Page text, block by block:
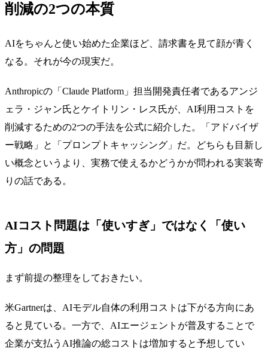
削減の2つの本質
AIをちゃんと使い始めた企業ほど、請求書を見て顔が青く
なる。それが今の現実だ。
Anthropicの「Claude Platform」担当開発責任者であるアンジ
ェラ・ジャン氏とケイトリン・レス氏が、AI利用コストを
削減するための2つの手法を公式に紹介した。「アドバイザ
ー戦略」と「プロンプトキャッシング」だ。どちらも目新し
い概念というより、実務で使えるかどうかが問われる実装寄
りの話である。
AIコスト問題は「使いすぎ」ではなく「使い
方」の問題
まず前提の整理をしておきたい。
米Gartnerは、AIモデル自体の利用コストは下がる方向にあ
ると見ている。一方で、AIエージェントが普及することで
企業が支払うAI推論の総コストは増加すると予想してい